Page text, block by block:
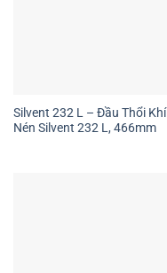
Silvent 232 L – Đầu Thổi Khí
Nén Silvent 232 L, 466mm